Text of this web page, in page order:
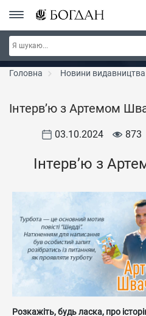
РОЗПРОДАЖ ~ 150 грн ~ 200 грн ~ 250
300 грн ~ РОЗПРОДАЖ
Головна Новини видавництва
Інтерв’ю з Артемом
03.10.2024 873
Інтерв’ю з
Розкажіть, будь ласка, про